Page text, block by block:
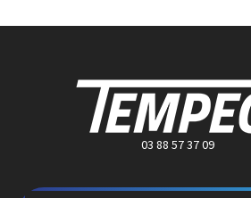
03 88 57 37 09